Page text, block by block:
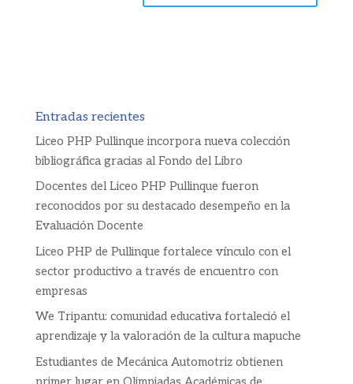
Entradas recientes
Liceo PHP Pullinque incorpora nueva colección
bibliográfica gracias al Fondo del Libro
Docentes del Liceo PHP Pullinque fueron
reconocidos por su destacado desempeño en la
Evaluación Docente
Liceo PHP de Pullinque fortalece vínculo con el
sector productivo a través de encuentro con
empresas
We Tripantu: comunidad educativa fortaleció el
aprendizaje y la valoración de la cultura mapuche
Estudiantes de Mecánica Automotriz obtienen